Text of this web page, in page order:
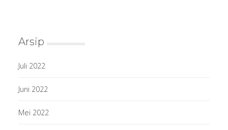
Arsip
Juli 2022
Juni 2022
Mei 2022